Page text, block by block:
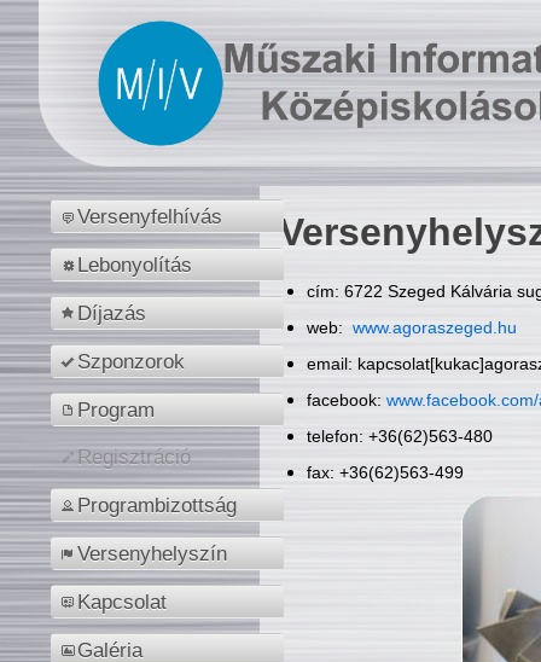
Versenyfelhívás
Lebonyolítás
Díjazás
Szponzorok
Program
Regisztráció
Programbizottság
Versenyhelyszín
Kapcsolat
Galéria
cím: 6722 Szeged Kálvária
web: www.agoraszeged.hu
email:
facebook:
telefon: +36(62)563-480
fax: +36(62)563-499